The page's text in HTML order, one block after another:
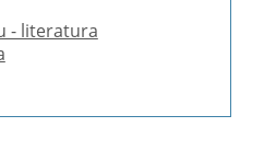
- literatura